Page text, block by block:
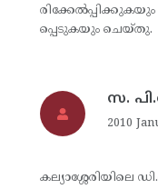
പ്പെടുകയും ചെയ്തു.
സ.
2010